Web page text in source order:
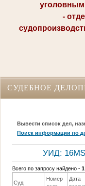
уголовным
- отдел
СУДЕБНОЕ
Вывести список дел,
Поиск информации по
УИД:
Всего по запросу найдено -1
Суд
Номер
Дата